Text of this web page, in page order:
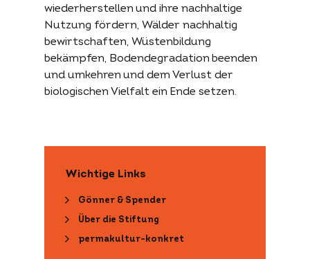
wiederherstellen und ihre nachhaltige
Nutzung fördern, Wälder nachhaltig
bewirtschaften, Wüstenbildung
bekämpfen, Bodendegradation beenden
und umkehren und dem Verlust der
biologischen Vielfalt ein Ende setzen.
Wichtige Links
Gönner & Spender
Über die Stiftung
permakultur-konkret